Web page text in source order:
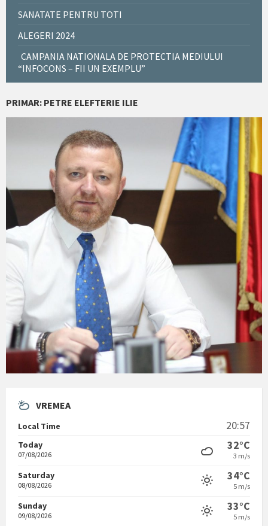
SANATATE PENTRU TOTI
ALEGERI 2024
CAMPANIA NATIONALA DE PROTECTIA MEDIULUI
“INFOCONS – FII UN EXEMPLU”
PRIMAR: PETRE ELEFTERIE ILIE
VREMEA
Local Time 20:57
Today
07/08/2026
32°C
3 m/s
Saturday
08/08/2026
34°C
5 m/s
Sunday
09/08/2026
33°C
5 m/s